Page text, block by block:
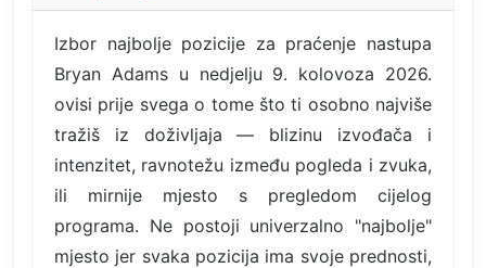
Izbor najbolje pozicije za praćenje nastupa
Bryan Adams u nedjelju 9. kolovoza 2026.
ovisi prije svega o tome što ti osobno najviše
tražiš iz doživljaja — blizinu izvođača i
intenzitet, ravnotežu između pogleda i zvuka,
ili mirnije mjesto s pregledom cijelog
programa. Ne postoji univerzalno "najbolje"
mjesto jer svaka pozicija ima svoje prednosti,